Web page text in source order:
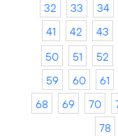
32
33 34
41
42 43
50
51 52
59
60 61
68
69 70
78